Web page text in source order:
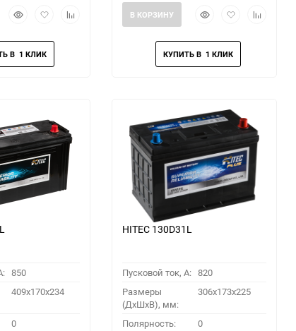
БыстрыйДобавить
избранное
Добавить
БыстрыйДобавить
избранное
Добавить
В КОРЗИНУ
850
409x170x234
0
HITEC 130D31L
Пусковой ток, A: 820
Размеры
(ДхШхВ), мм:
306x173x225
Полярность: 0